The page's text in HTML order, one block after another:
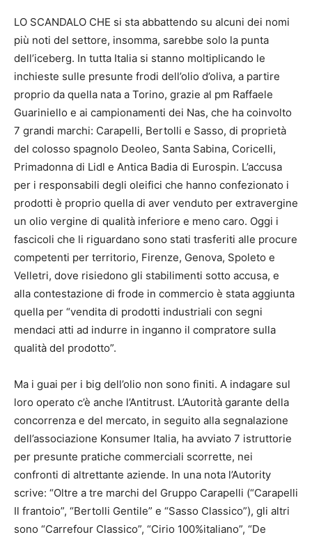
LO SCANDALO CHE si sta abbattendo su alcuni dei nomi
più noti del settore, insomma, sarebbe solo la punta
dell’iceberg. In tutta Italia si stanno moltiplicando le
inchieste sulle presunte frodi dell’olio d’oliva, a partire
proprio da quella nata a Torino, grazie al pm Raffaele
Guariniello e ai campionamenti dei Nas, che ha coinvolto
7 grandi marchi: Carapelli, Bertolli e Sasso, di proprietà
del colosso spagnolo Deoleo, Santa Sabina, Coricelli,
Primadonna di Lidl e Antica Badia di Eurospin. L’accusa
per i responsabili degli oleifici che hanno confezionato i
prodotti è proprio quella di aver venduto per extravergine
un olio vergine di qualità inferiore e meno caro. Oggi i
fascicoli che li riguardano sono stati trasferiti alle procure
competenti per territorio, Firenze, Genova, Spoleto e
Velletri, dove risiedono gli stabilimenti sotto accusa, e
alla contestazione di frode in commercio è stata aggiunta
quella per “vendita di prodotti industriali con segni
mendaci atti ad indurre in inganno il compratore sulla
qualità del prodotto”.
Ma i guai per i big dell’olio non sono finiti. A indagare sul
loro operato c’è anche l’Antitrust. L’Autorità garante della
concorrenza e del mercato, in seguito alla segnalazione
dell’associazione Konsumer Italia, ha avviato 7 istruttorie
per presunte pratiche commerciali scorrette, nei
confronti di altrettante aziende. In una nota l’Autority
scrive: “Oltre a tre marchi del Gruppo Carapelli (“Carapelli
Il frantoio”, “Bertolli Gentile” e “Sasso Classico”), gli altri
sono “Carrefour Classico”, “Cirio 100%italiano”, “De